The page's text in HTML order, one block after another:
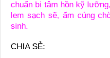
chuẩn bị tâm hồn kỹ
lem sạch sẽ, ấm cúng
sinh.
CHIA SẺ: